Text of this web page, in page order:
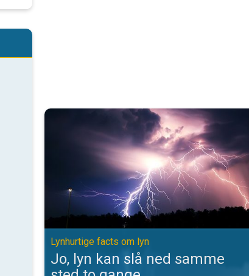
Jo, lyn kan slå ned samme sted to gange.
Lynhurtige facts om lyn
Jo, lyn kan slå ned samme